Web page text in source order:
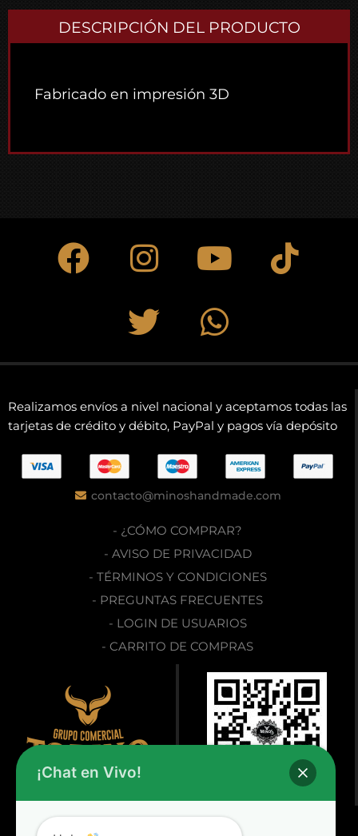
DESCRIPCIÓN DEL PRODUCTO
Fabricado en impresión 3D
Realizamos envíos a nivel nacional y aceptamos todas las
tarjetas de crédito y débito, PayPal y pagos vía depósito
contacto@minoshandmade.com
- ¿CÓMO COMPRAR?
- AVISO DE PRIVACIDAD
- TÉRMINOS Y CONDICIONES
- PREGUNTAS FRECUENTES
- LOGIN DE USUARIOS
- CARRITO DE COMPRAS
¡Chat en Vivo!